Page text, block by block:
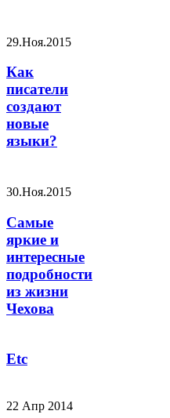
29.Ноя.2015
Как
писатели
создают
новые
языки?
30.Ноя.2015
Самые
яркие и
интересные
подробности
из жизни
Чехова
Etc
22 Апр 2014